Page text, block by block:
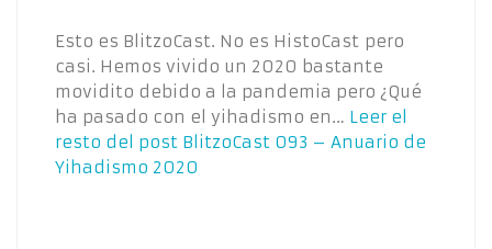
Esto es BlitzoCast. No es HistoCast pero
casi. Hemos vivido un 2020 bastante
movidito debido a la pandemia pero ¿Qué
ha pasado con el yihadismo en… Leer el
resto del post BlitzoCast 093 – Anuario de
Yihadismo 2020